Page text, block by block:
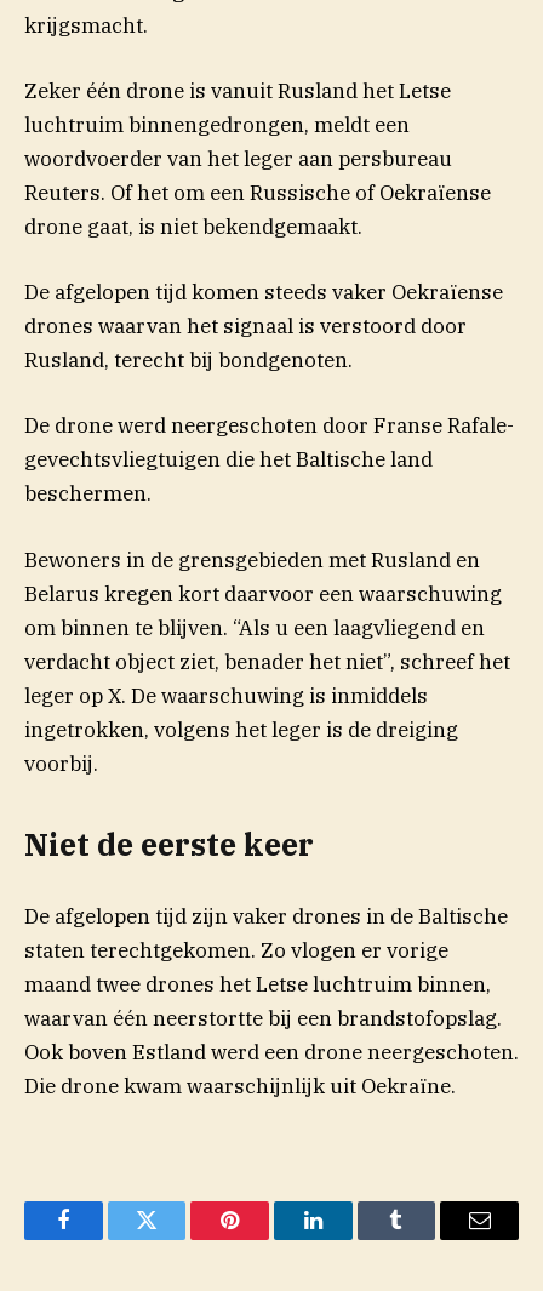
krijgsmacht.
Zeker één drone is vanuit Rusland het Letse
luchtruim binnengedrongen, meldt een
woordvoerder van het leger aan persbureau
Reuters. Of het om een Russische of Oekraïense
drone gaat, is niet bekendgemaakt.
De afgelopen tijd komen steeds vaker Oekraïense
drones waarvan het signaal is verstoord door
Rusland, terecht bij bondgenoten.
De drone werd neergeschoten door Franse Rafale-
gevechtsvliegtuigen die het Baltische land
beschermen.
Bewoners in de grensgebieden met Rusland en
Belarus kregen kort daarvoor een waarschuwing
om binnen te blijven. “Als u een laagvliegend en
verdacht object ziet, benader het niet”, schreef het
leger op X. De waarschuwing is inmiddels
ingetrokken, volgens het leger is de dreiging
voorbij.
Niet de eerste keer
De afgelopen tijd zijn vaker drones in de Baltische
staten terechtgekomen. Zo vlogen er vorige
maand twee drones het Letse luchtruim binnen,
waarvan één neerstortte bij een brandstofopslag.
Ook boven Estland werd een drone neergeschoten.
Die drone kwam waarschijnlijk uit Oekraïne.
FacebookTwitter Pinterest LinkedInTumblr Email